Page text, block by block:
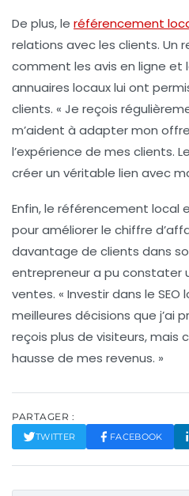
De plus, le référencement
relations avec les clients. Un
comment les avis en ligne et
annuaires locaux lui ont
clients. « Je reçois
m’aident à adapter mon
l’expérience de mes clients. Le
créer un véritable lien avec
Enfin, le référencement local
pour améliorer le chiffre
davantage de clients dans
entrepreneur a pu constater
ventes. « Investir dans le SEO
meilleures décisions que j’ai
reçois plus de visiteurs, mais
hausse de mes revenus. »
PARTAGER :
TWITTER FACEBOOK